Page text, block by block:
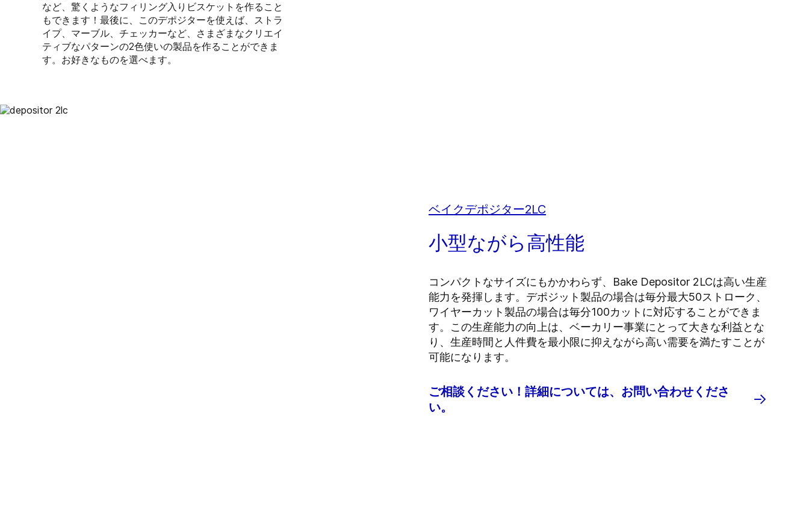
など、驚くようなフィリング入りビスケットを作ること
もできます！最後に、このデポジターを使えば、ストラ
イプ、マーブル、チェッカーなど、さまざまなクリエイ
ティブなパターンの2色使いの製品を作ることができま
す。お好きなものを選べます。
ベイクデポジター2LC
小型ながら高性能
コンパクトなサイズにもかかわらず、Bake Depositor 2LCは高い生産
能力を発揮します。デポジット製品の場合は毎分最大50ストローク、
ワイヤーカット製品の場合は毎分100カットに対応することができま
す。この生産能力の向上は、ベーカリー事業にとって大きな利益とな
り、生産時間と人件費を最小限に抑えながら高い需要を満たすことが
可能になります。
ご相談ください！詳細については、お問い合わせくださ
い。